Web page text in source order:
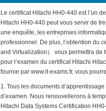
Le certificat Hitachi HH0-440 est l’un
Hitachi HH0-440 peut vous servir de
une enquête, les entreprises
professionnel. De plus, l’obtention du
and Virtualization） vous permettra de
pour l’examen du certificat Hitachi
fournie par www.it-exams.fr, vous
1. Tous les documents
d’examen. Nous renouvellerons à
Hitachi Data Systems Certification